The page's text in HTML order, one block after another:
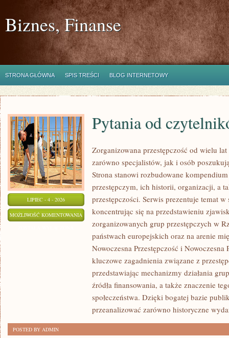
Biznes, Finanse
STRONA GŁÓWNA SPIS TREŚCI BLOG INTERNETOWY
LIPIEC - 4 - 2026
MOŻLIWOŚĆ KOMENTOWANIA PYTANIA
CZYTELNIKÓW
Pytania od
Zorganizowana przestępczość od wielu
zarówno specjalistów, jak i osób
Strona stanowi rozbudowane
przestępczym, ich historii, organizacji, a
przestępczości. Serwis prezentuje temat
koncentrując się na przedstawieniu
zorganizowanych grup przestępczych w
państwach europejskich oraz na arenie
Nowoczesna Przestępczość i Nowoczesna
kluczowe zagadnienia związane z
przedstawiając mechanizmy działania
źródła finansowania, a także znaczenie
społeczeństwa. Dzięki bogatej bazie
przeanalizować zarówno historyczne
POSTED BY ADMIN